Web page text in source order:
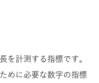
を計測する指標です。
めに必要な数字の指標